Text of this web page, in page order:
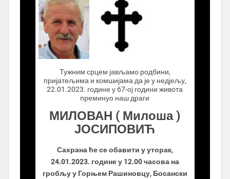
Тужним срцем јављамо родбини,
пријатељима и комшијама да је у недјељу,
22.01.2023. године у 67-ој години живота
преминуо наш драги
МИЛОВАН ( Милоша )
ЈОСИПОВИЋ
Сахрана ће се обавити у уторак,
24.01.2023. године у 12.00 часова на
гробљу у Горњем Рашиновцу, Босански